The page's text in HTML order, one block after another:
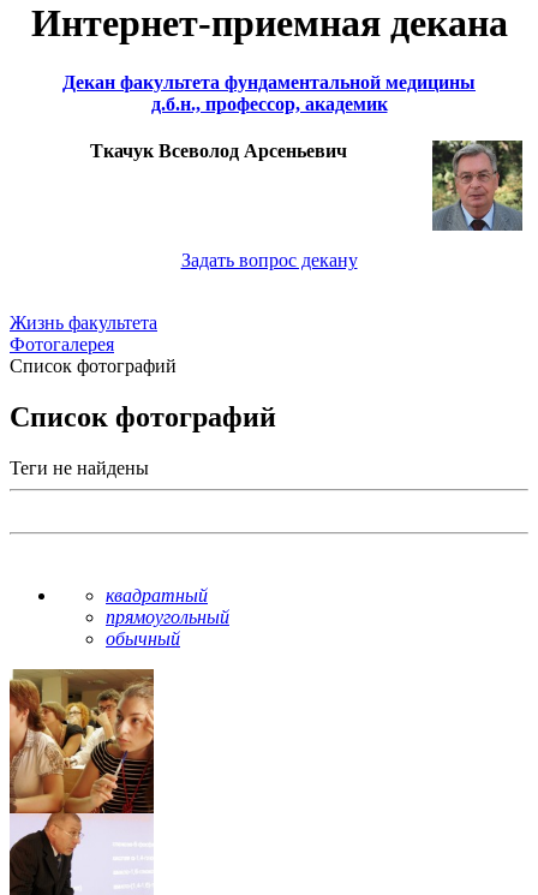
Интернет-приемная декана
Декан факультета фундаментальной медицины
д.б.н., профессор, академик
Ткачук Всеволод Арсеньевич
Задать вопрос декану
Жизнь факультета
Фотогалерея
Список фотографий
Список фотографий
Теги не найдены
квадратный
прямоугольный
обычный